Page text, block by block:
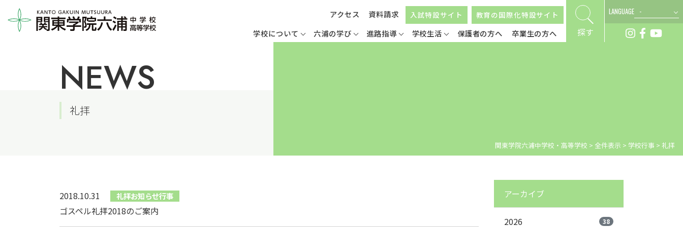
学校について 六浦の学び 進路指導 学校生活 保護者の方へ 卒業生の方へ
アクセス 資料請求 入試特設サイト 教育の国際化特設サイト
探す
LANGUAGE
NEWS
礼拝
関東学院六浦中学校・高等学校 > 全件表示 > 学校行事 > 礼拝
2018.10.31 礼拝お知らせ行事
ゴスペル礼拝2018のご案内
アーカイブ
2026 38